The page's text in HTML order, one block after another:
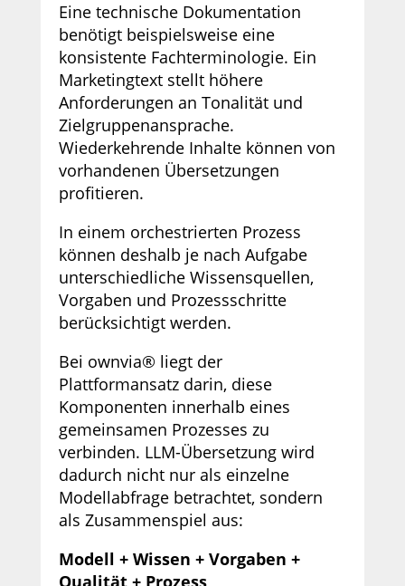
Eine technische Dokumentation
benötigt beispielsweise eine
konsistente Fachterminologie. Ein
Marketingtext stellt höhere
Anforderungen an Tonalität und
Zielgruppenansprache.
Wiederkehrende Inhalte können von
vorhandenen Übersetzungen
profitieren.
In einem orchestrierten Prozess
können deshalb je nach Aufgabe
unterschiedliche Wissensquellen,
Vorgaben und Prozessschritte
berücksichtigt werden.
Bei ownvia® liegt der
Plattformansatz darin, diese
Komponenten innerhalb eines
gemeinsamen Prozesses zu
verbinden. LLM-Übersetzung wird
dadurch nicht nur als einzelne
Modellabfrage betrachtet, sondern
als Zusammenspiel aus:
Modell + Wissen + Vorgaben +
Qualität + Prozess